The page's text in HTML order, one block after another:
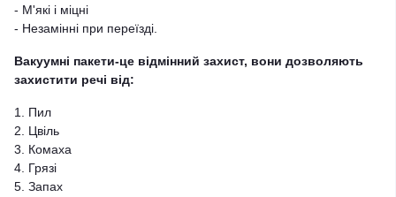
- М'які і міцні
- Незамінні при переїзді.
Вакуумні пакети-це відмінний захист, вони дозволяють
захистити речі від:
1. Пил
2. Цвіль
3. Комаха
4. Грязі
5. Запах